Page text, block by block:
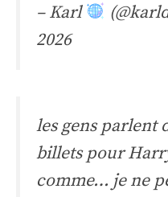
– Karl
2026
les gens parlent
billets pour
comme… je ne